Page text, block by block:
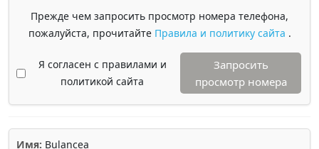
Прежде чем запросить просмотр номера телефона,
пожалуйста, прочитайте Правила и политику сайта .
Я согласен с правилами и
политикой сайта
Запросить
просмотр номера
Имя: Bulancea